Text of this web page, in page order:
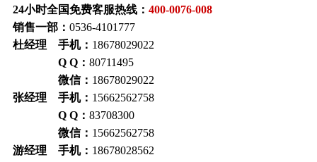
24小时全国免费客服热线： 400-0076-008
销售一部： 0536-4101777
杜经理 手机： 18678029022
Q Q： 80711495
微信： 18678029022
张经理 手机： 15662562758
Q Q： 83708300
微信： 15662562758
游经理 手机： 18678028562